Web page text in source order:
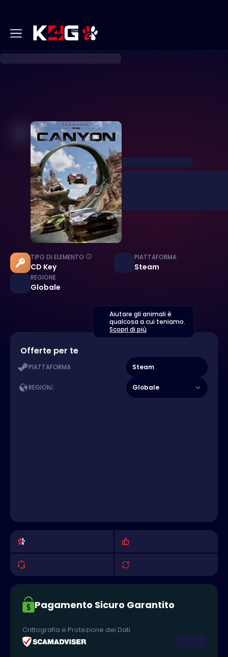
TIPO DI ELEMENTO
CD Key
PIATTAFORMA
Steam
REGIONE
Globale
Aiutare gli animali è
qualcosa a cui teniamo.
Scopri di più
Offerte per te
PIATTAFORMA Steam
REGIONE Globale
Pagamento Sicuro Garantito
Crittografia e Protezione dei Dati